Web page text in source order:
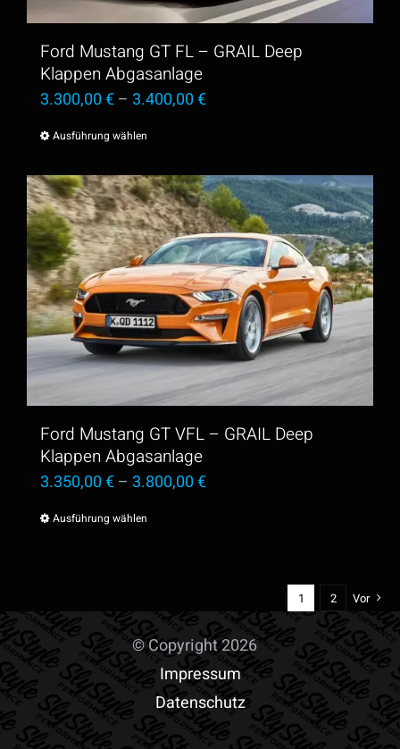
auf
der
Produktseite
gewählt
Ford Mustang GT FL – GRAIL Deep
Klappen Abgasanlage
3.300,00€– 3.400,00€
Ausführung wählen
Produkt
weist
mehrere
Varianten
auf.
Die
Optionen
können
auf
der
Produktseite
gewählt
Ford Mustang GT VFL – GRAIL Deep
Klappen Abgasanlage
3.350,00€– 3.800,00€
Ausführung wählen
mehrere
Varianten
auf.
Die
Optionen
1 2 Vor
© Copyright 2026
Impressum
Datenschutz